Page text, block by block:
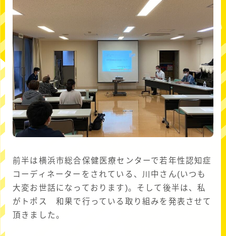
前半は横浜市総合保健医療センターで若年性認知症
コーディネーターをされている、川中さん(いつも
大変お世話になっております)。そして後半は、私
がトポス 和果で行っている取り組みを発表させて
頂きました。